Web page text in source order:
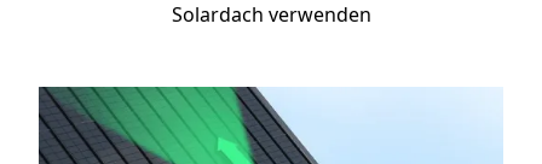
Solardach verwenden